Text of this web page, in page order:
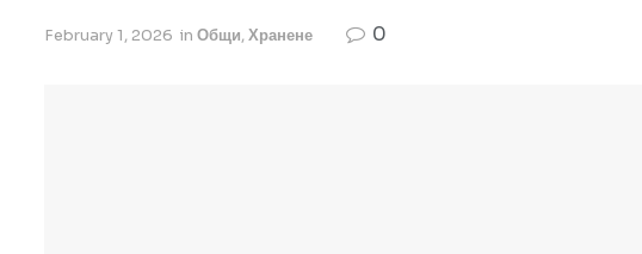
February 1, 2026 in Общи,Хранене 0